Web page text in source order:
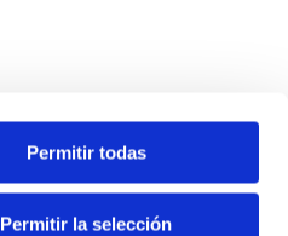
Permitir todas
Permitir la selección